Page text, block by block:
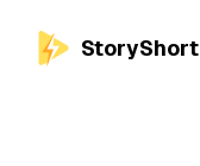
StoryShort